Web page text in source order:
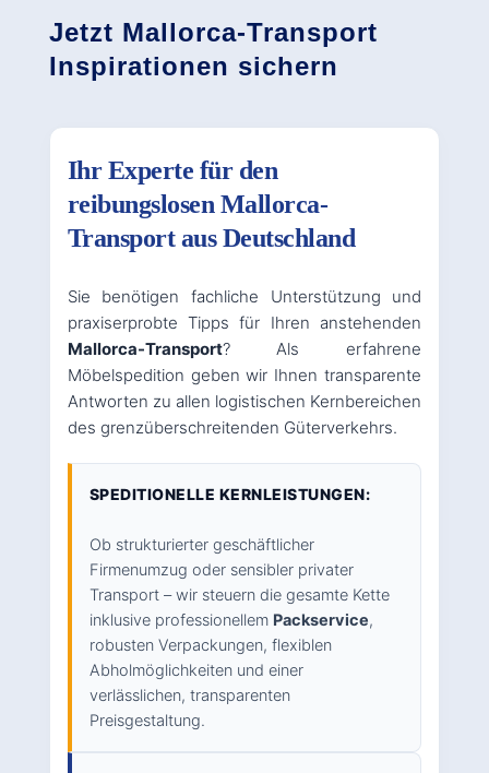
Jetzt Mallorca-Transport
Inspirationen sichern
Ihr Experte für den
reibungslosen Mallorca-
Transport aus Deutschland
Sie benötigen fachliche Unterstützung und
praxiserprobte Tipps für Ihren anstehenden
Mallorca-Transport? Als erfahrene
Möbelspedition geben wir Ihnen transparente
Antworten zu allen logistischen Kernbereichen
des grenzüberschreitenden Güterverkehrs.
SPEDITIONELLE KERNLEISTUNGEN:
Ob strukturierter geschäftlicher
Firmenumzug oder sensibler privater
Transport – wir steuern die gesamte Kette
inklusive professionellem Packservice,
robusten Verpackungen, flexiblen
Abholmöglichkeiten und einer
verlässlichen, transparenten
Preisgestaltung.